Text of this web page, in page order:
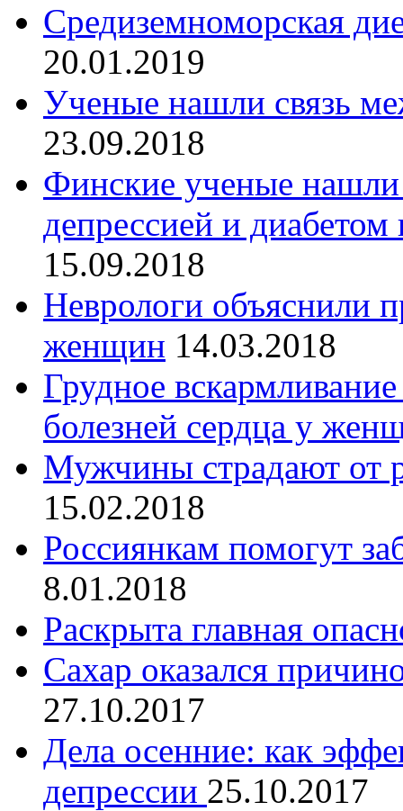
Средиземноморская
20.01.2019
Ученые нашли связь
23.09.2018
Финские ученые нашли
депрессией и
15.09.2018
Неврологи объяснили
женщин 14.03.2018
Грудное
болезней сердца у
Мужчины страдают от
15.02.2018
Россиянкам помогут
8.01.2018
Раскрыта главная
Сахар оказался
27.10.2017
Дела осенние: как
депрессии 25.10.2017